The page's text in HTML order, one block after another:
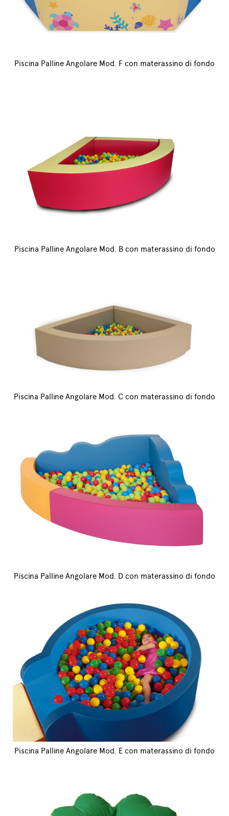
Piscina Palline Angolare Mod. F con materassino di fondo
Piscina Palline Angolare Mod. B con materassino di fondo
Piscina Palline Angolare Mod. C con materassino di fondo
Piscina Palline Angolare Mod. D con materassino di fondo
Piscina Palline Angolare Mod. E con materassino di fondo